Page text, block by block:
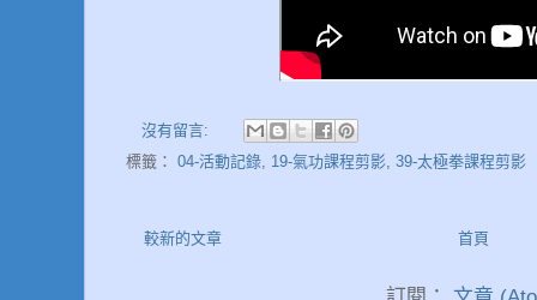
沒有留言:
標籤： 04-活動記錄, 19-氣功課程剪影, 39-太極拳課程剪影
較新的文章 首頁